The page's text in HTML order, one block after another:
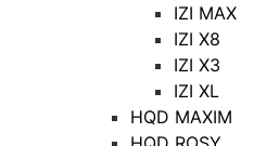
IZI MAX
IZI X8
IZI X3
IZI XL
HQD MAXIM